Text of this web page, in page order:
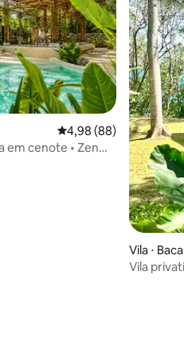
avaliações
4,98 de uma avaliação
4,98 (88)
em cenote • Zen
Vila ⋅
Vila